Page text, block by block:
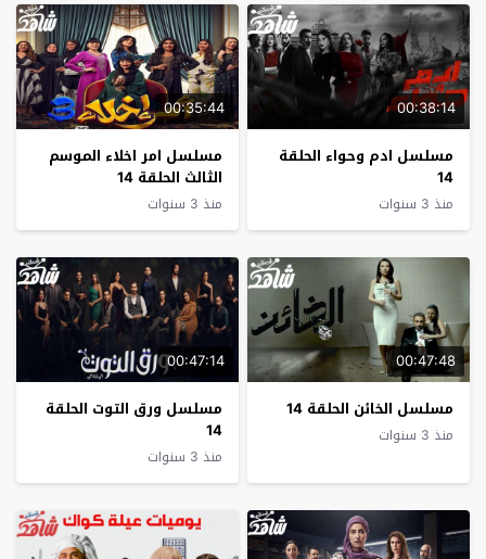
00:38:14
مسلسل ادم وحواء الحلقة
14
منذ 3 سنوات
00:35:44
مسلسل امر اخلاء الموسم
الثالث الحلقة 14
منذ 3 سنوات
00:47:48
مسلسل الخائن الحلقة 14
منذ 3 سنوات
00:47:14
مسلسل ورق التوت الحلقة
14
منذ 3 سنوات